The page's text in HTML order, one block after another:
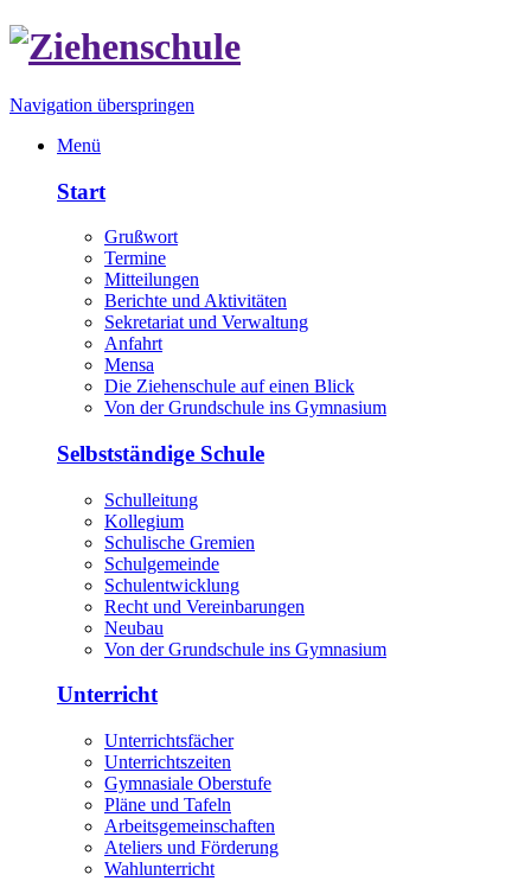
Navigation überspringen
Menü
Start
Grußwort
Termine
Mitteilungen
Berichte und Aktivitäten
Sekretariat und Verwaltung
Anfahrt
Mensa
Die Ziehenschule auf einen Blick
Von der Grundschule ins Gymnasium
Selbstständige Schule
Schulleitung
Kollegium
Schulische Gremien
Schulgemeinde
Schulentwicklung
Recht und Vereinbarungen
Neubau
Von der Grundschule ins Gymnasium
Unterricht
Unterrichtsfächer
Unterrichtszeiten
Gymnasiale Oberstufe
Pläne und Tafeln
Arbeitsgemeinschaften
Ateliers und Förderung
Wahlunterricht